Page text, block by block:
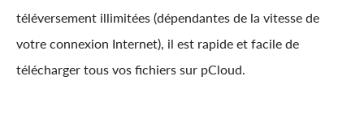
téléversement illimitées (dépendantes de la vitesse de
votre connexion Internet), il est rapide et facile de
télécharger tous vos fichiers sur pCloud.